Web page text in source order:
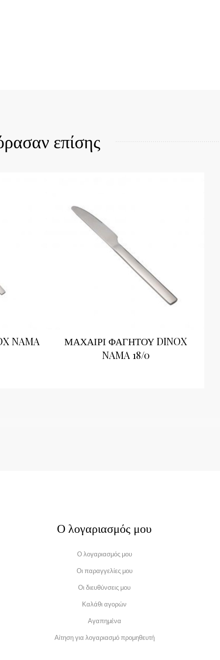
επίσης
NAMA
ΜΑΧΑΙΡΙ ΦΑΓΗΤΟΥ DINOX
NAMA 18/0
Ο λογαριασμός μου
Ο λογαριασμός μου
Οι παραγγελίες μου
Οι διευθύνσεις μου
Καλάθι αγορών
Αγαπημένα
Αίτηση για λογαριασμό προμηθευτή